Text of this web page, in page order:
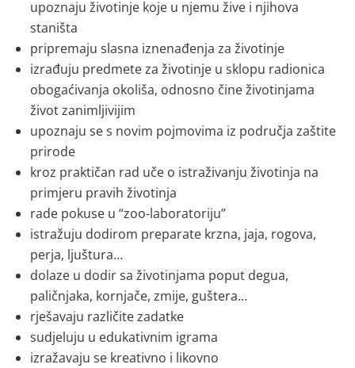
upoznaju životinje koje u njemu žive i njihova
staništa
pripremaju slasna iznenađenja za životinje
izrađuju predmete za životinje u sklopu radionica
obogaćivanja okoliša, odnosno čine životinjama
život zanimljivijim
upoznaju se s novim pojmovima iz područja zaštite
prirode
kroz praktičan rad uče o istraživanju životinja na
primjeru pravih životinja
rade pokuse u “zoo-laboratoriju”
istražuju dodirom preparate krzna, jaja, rogova,
perja, ljuštura…
dolaze u dodir sa životinjama poput degua,
paličnjaka, kornjače, zmije, guštera…
rješavaju različite zadatke
sudjeluju u edukativnim igrama
izražavaju se kreativno i likovno